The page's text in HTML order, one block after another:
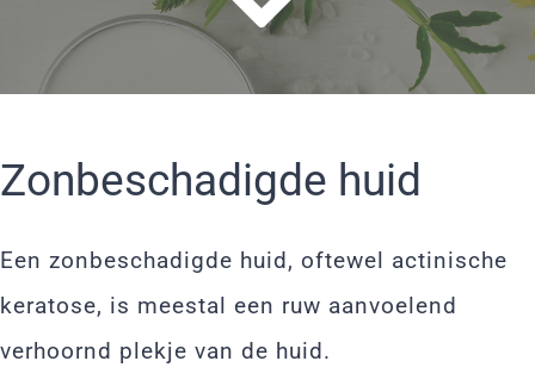
Zonbeschadigde huid
Een zonbeschadigde huid, oftewel actinische
keratose, is meestal een ruw aanvoelend
verhoornd plekje van de huid.